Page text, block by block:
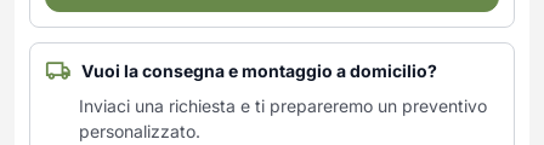
Vuoi la consegna e montaggio a domicilio?
Inviaci una richiesta e ti prepareremo un preventivo
personalizzato.